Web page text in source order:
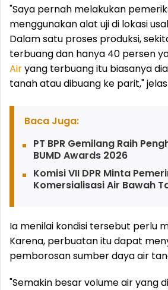
"Saya pernah melakukan
menggunakan alat uji di lokasi
Dalam satu proses produksi,
terbuang dan hanya 40 persen
Airyang terbuang itu biasanya
tanah atau dibuang ke parit,"
Baca Juga:
PT BPR Gemilang Raih
BUMD Awards 2026
Komisi VII DPR Minta
Komersialisasi Air Bawah
Ia menilai kondisi tersebut perlu
Karena, perbuatan itu dapat
pemborosan sumber daya air
"Semakin besar volume air yang